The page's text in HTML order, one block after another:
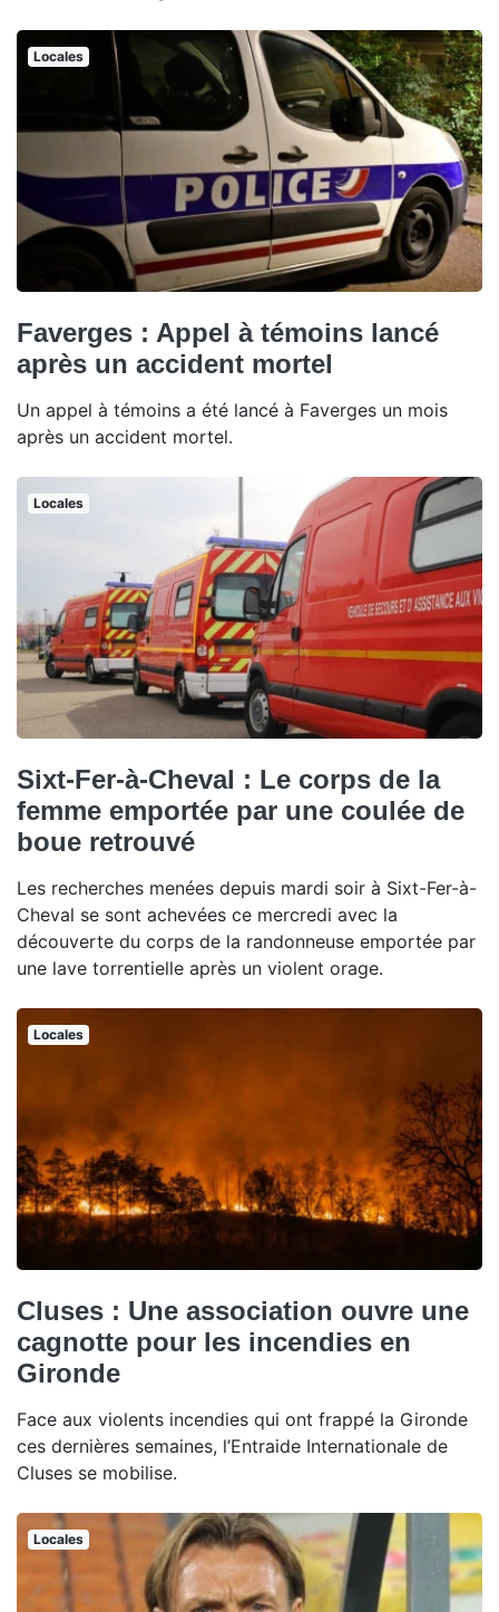
Locales
Faverges : Appel à témoins lancé
après un accident mortel
Un appel à témoins a été lancé à Faverges un mois
après un accident mortel.
Locales
Sixt-Fer-à-Cheval : Le corps de la
femme emportée par une coulée de
boue retrouvé
Les recherches menées depuis mardi soir à Sixt-Fer-à-
Cheval se sont achevées ce mercredi avec la
découverte du corps de la randonneuse emportée par
une lave torrentielle après un violent orage.
Locales
Cluses : Une association ouvre une
cagnotte pour les incendies en
Gironde
Face aux violents incendies qui ont frappé la Gironde
ces dernières semaines, l’Entraide Internationale de
Cluses se mobilise.
Locales